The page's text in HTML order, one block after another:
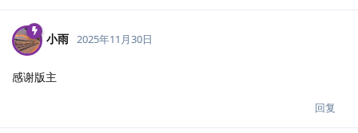
小雨 2025年11月30日
感谢版主
回复